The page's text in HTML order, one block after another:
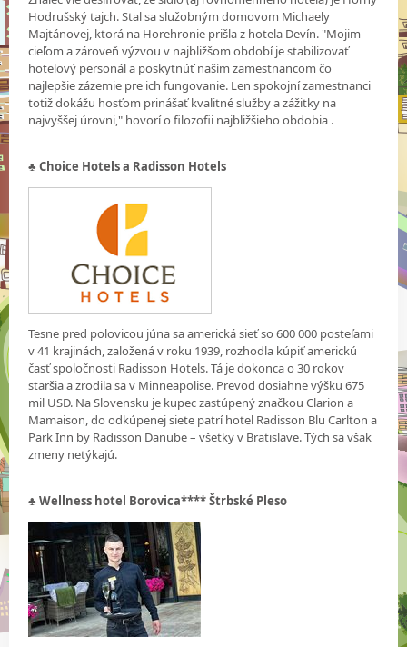
Hodrušský tajch. Stal sa služobným domovom Michaely
Majtánovej, ktorá na Horehronie prišla z hotela Devín. "Mojim
cieľom a zároveň výzvou v najbližšom období je stabilizovať
hotelový personál a poskytnúť našim zamestnancom čo
najlepšie zázemie pre ich fungovanie. Len spokojní zamestnanci
totiž dokážu hosťom prinášať kvalitné služby a zážitky na
najvyššej úrovni," hovorí o filozofii najbližšieho obdobia .
♣ Choice Hotels a Radisson Hotels
Tesne pred polovicou júna sa americká sieť so 600 000 posteľami
v 41 krajinách, založená v roku 1939, rozhodla kúpiť americkú
časť spoločnosti Radisson Hotels. Tá je dokonca o 30 rokov
staršia a zrodila sa v Minneapolise. Prevod dosiahne výšku 675
mil USD. Na Slovensku je kupec zastúpený značkou Clarion a
Mamaison, do odkúpenej siete patrí hotel Radisson Blu Carlton a
Park Inn by Radisson Danube – všetky v Bratislave. Tých sa však
zmeny netýkajú.
♣ Wellness hotel Borovica**** Štrbské Pleso